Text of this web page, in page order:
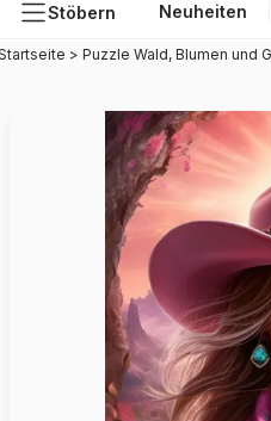
Stöbern Neuheiten
Künstlerinnen und Künstler
Holzpuzzles
Malen nach Zahlen
> Puzzle Wald, Blumen und